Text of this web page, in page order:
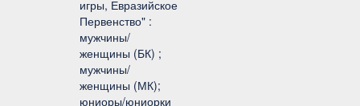
игры, Евразийское
Первенство" :
мужчины/
женщины (БК) ;
мужчины/
женщины (МК);
юниоры/юниорки